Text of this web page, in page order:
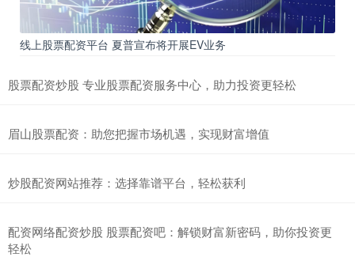
线上股票配资平台 夏普宣布将开展EV业务
股票配资炒股 专业股票配资服务中心，助力投资更轻松
眉山股票配资：助您把握市场机遇，实现财富增值
炒股配资网站推荐：选择靠谱平台，轻松获利
配资网络配资炒股 股票配资吧：解锁财富新密码，助你投资更
轻松